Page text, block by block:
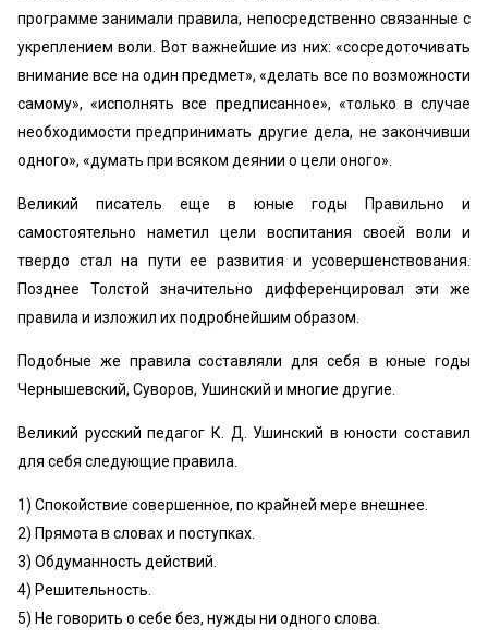
программе занимали правила, непосредственно связанные с
укреплением воли. Вот важнейшие из них: «сосредоточивать
внимание все на один предмет», «делать все по возможности
самому», «исполнять все предписанное», «только в случае
необходимости предпринимать другие дела, не закончивши
одного», «думать при всяком деянии о цели оного».
Великий писатель еще в юные годы Правильно и
самостоятельно наметил цели воспитания своей воли и
твердо стал на пути ее развития и усовершенствования.
Позднее Толстой значительно дифференцировал эти же
правила и изложил их подробнейшим образом.
Подобные же правила составляли для себя в юные годы
Чернышевский, Суворов, Ушинский и многие другие.
Великий русский педагог К. Д. Ушинский в юности составил
для себя следующие правила.
1) Спокойствие совершенное, по крайней мере внешнее.
2) Прямота в словах и поступках.
3) Обдуманность действий.
4) Решительность.
5) Не говорить о себе без, нужды ни одного слова.